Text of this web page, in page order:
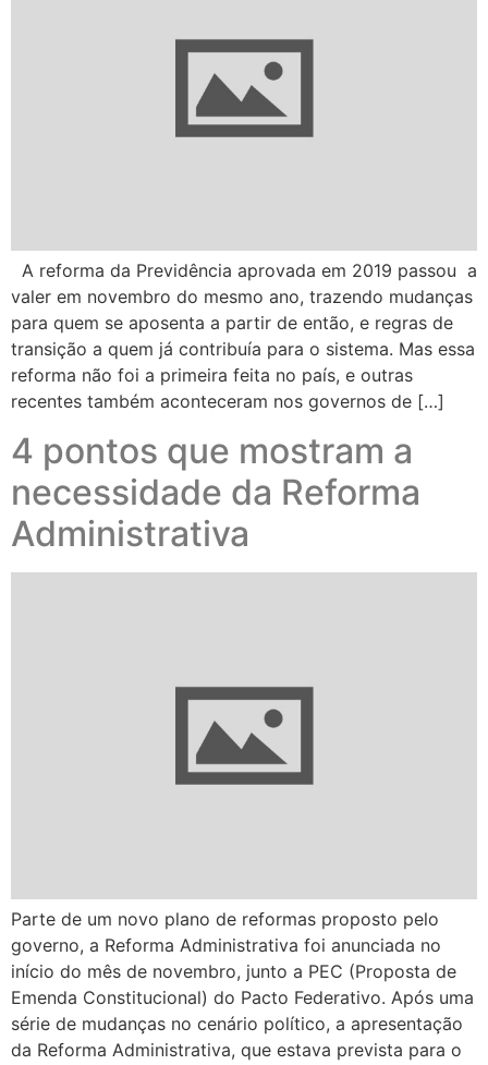
A reforma da Previdência aprovada em 2019 passou a
valer em novembro do mesmo ano, trazendo mudanças
para quem se aposenta a partir de então, e regras de
transição a quem já contribuía para o sistema. Mas essa
reforma não foi a primeira feita no país, e outras
recentes também aconteceram nos governos de […]
4 pontos que mostram a
necessidade da Reforma
Administrativa
Parte de um novo plano de reformas proposto pelo
governo, a Reforma Administrativa foi anunciada no
início do mês de novembro, junto a PEC (Proposta de
Emenda Constitucional) do Pacto Federativo. Após uma
série de mudanças no cenário político, a apresentação
da Reforma Administrativa, que estava prevista para o